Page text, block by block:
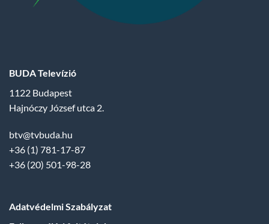
BUDA Televízió
1122 Budapest
Hajnóczy József utca 2.
btv@tvbuda.hu
+36 (1) 781-17-87
+36 (20) 501-98-28
Adatvédelmi Szabályzat